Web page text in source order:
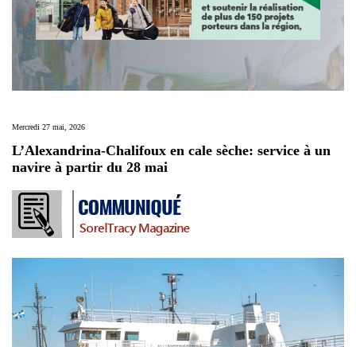
Mercredi 27 mai, 2026
L’Alexandrina-Chalifoux en cale sèche: service à un
navire à partir du 28 mai